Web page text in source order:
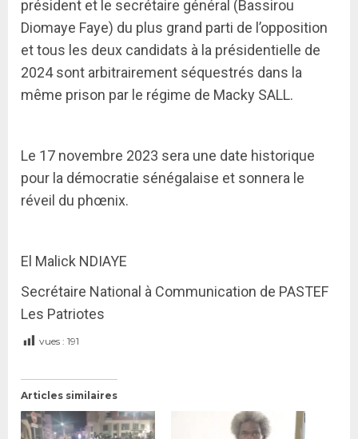
président et le secrétaire général (Bassirou
Diomaye Faye) du plus grand parti de l’opposition
et tous les deux candidats à la présidentielle de
2024 sont arbitrairement séquestrés dans la
même prison par le régime de Macky SALL.
Le 17 novembre 2023 sera une date historique
pour la démocratie sénégalaise et sonnera le
réveil du phœnix.
El Malick NDIAYE
Secrétaire National à Communication de PASTEF
Les Patriotes
vues : 191
Articles similaires